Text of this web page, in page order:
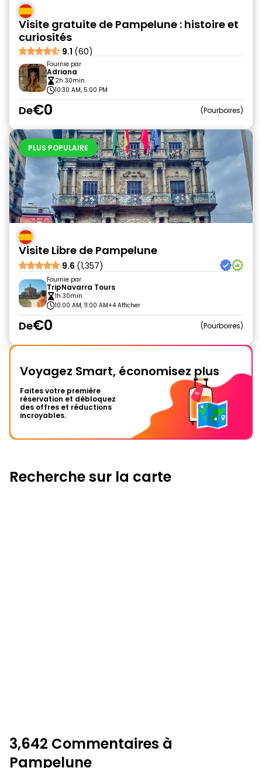
Visite gratuite de Pampelune : histoire et
curiosités
9.1 (60)
Fournie par
Adriana
2h 30min
10:30 AM, 5:00 PM
De€0 Pourboires
PLUS POPULAIRE
Visite Libre de Pampelune
9.6 (1,357)
Fournie par
TripNavarra Tours
1h 30min
10:00 AM, 11:00 AM+4 Afficher
De€0 Pourboires
Voyagez Smart, économisez plus
Faites votre première
réservation et débloquez
des offres et réductions
incroyables.
Recherche sur la carte
3,642 Commentaires à
Pampelune